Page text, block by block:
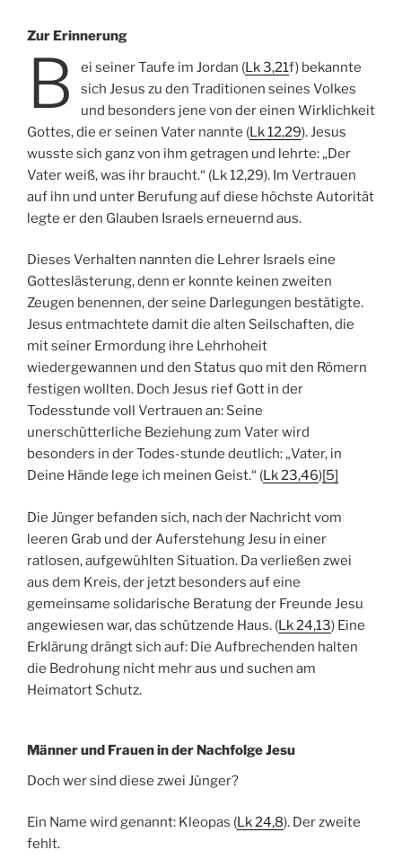
Zur Erinnerung
B ei seiner Taufe im Jordan (Lk 3,21f) bekannte
sich Jesus zu den Traditionen seines Volkes
und besonders jene von der einen Wirklichkeit
Gottes, die er seinen Vater nannte (Lk 12,29). Jesus
wusste sich ganz von ihm getragen und lehrte: „Der
Vater weiß, was ihr braucht.“ (Lk 12,29). Im Vertrauen
auf ihn und unter Berufung auf diese höchste Autorität
legte er den Glauben Israels erneuernd aus.
Dieses Verhalten nannten die Lehrer Israels eine
Gotteslästerung, denn er konnte keinen zweiten
Zeugen benennen, der seine Darlegungen bestätigte.
Jesus entmachtete damit die alten Seilschaften, die
mit seiner Ermordung ihre Lehrhoheit
wiedergewannen und den Status quo mit den Römern
festigen wollten. Doch Jesus rief Gott in der
Todesstunde voll Vertrauen an: Seine
unerschütterliche Beziehung zum Vater wird
besonders in der Todes-stunde deutlich: „Vater, in
Deine Hände lege ich meinen Geist.“ (Lk 23,46)[5]
Die Jünger befanden sich, nach der Nachricht vom
leeren Grab und der Auferstehung Jesu in einer
ratlosen, aufgewühlten Situation. Da verließen zwei
aus dem Kreis, der jetzt besonders auf eine
gemeinsame solidarische Beratung der Freunde Jesu
angewiesen war, das schützende Haus. (Lk 24,13) Eine
Erklärung drängt sich auf: Die Aufbrechenden halten
die Bedrohung nicht mehr aus und suchen am
Heimatort Schutz.
Männer und Frauen in der Nachfolge Jesu
Doch wer sind diese zwei Jünger?
Ein Name wird genannt: Kleopas (Lk 24,8). Der zweite
fehlt.